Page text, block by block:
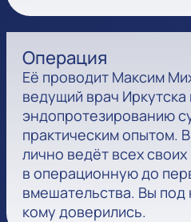
Операция
Её проводит Максим
ведущий врач Иркутска
эндопротезированию
практическим опытом.
лично ведёт всех
в операционную до
вмешательства. Вы
кому доверились.